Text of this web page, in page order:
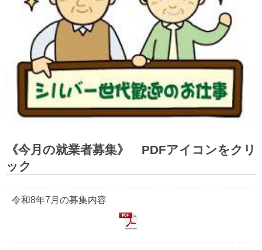
《今月の就業者募集》 PDFアイコンをクリ
ック
令和8年7月の募集内容